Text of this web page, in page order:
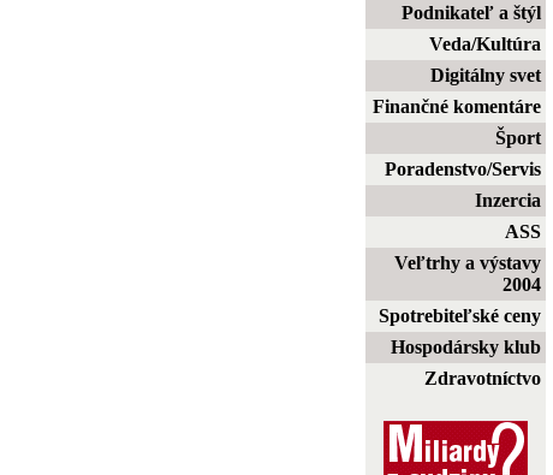
Podnikateľ a štýl
Veda/Kultúra
Digitálny svet
Finančné komentáre
Šport
Poradenstvo/Servis
Inzercia
ASS
Veľtrhy a výstavy
2004
Spotrebiteľské ceny
Hospodársky klub
Zdravotníctvo